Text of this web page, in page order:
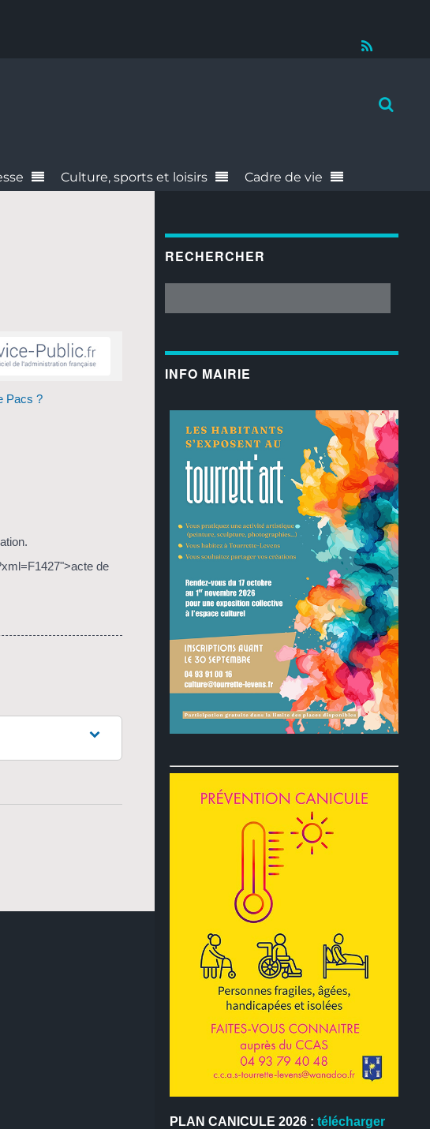
Culture, sports et loisirs Cadre de vie
Pacs ?
de
RECHERCHER
INFO MAIRIE
PLAN CANICULE 2026 : télécharger